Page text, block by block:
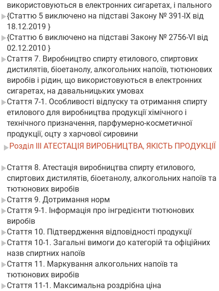
використовуються в електронних сигаретах, і пального
{Статтю 5 виключено на підставі Закону № 391-IX від
18.12.2019 }
{Статтю 6 виключено на підставі Закону № 2756-VI від
02.12.2010 }
Стаття 7. Виробництво спирту етилового, спиртових
дистилятів, біоетанолу, алкогольних напоїв, тютюнових
виробів і рідин, що використовуються в електронних
сигаретах, на давальницьких умовах
Стаття 7-1. Особливості відпуску та отримання спирту
етилового для виробництва продукції хімічного і
технічного призначення, парфумерно-косметичної
продукції, оцту з харчової сировини
Розділ III АТЕСТАЦІЯ ВИРОБНИЦТВА, ЯКІСТЬ ПРОДУКЦІЇ
Стаття 8. Атестація виробництва спирту етилового,
спиртових дистилятів, біоетанолу, алкогольних напоїв та
тютюнових виробів
Стаття 9. Дотримання норм
Стаття 9-1. Інформація про інгредієнти тютюнових
виробів
Стаття 10. Підтвердження відповідності продукції
Стаття 10-1. Загальні вимоги до категорій та офіційних
назв спиртних напоїв
Стаття 11. Маркування алкогольних напоїв та
тютюнових виробів
Стаття 11-1. Максимальна роздрібна ціна